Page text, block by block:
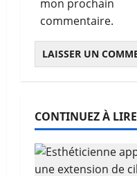
mon prochain
commentaire.
CONTINUEZ À LIRE